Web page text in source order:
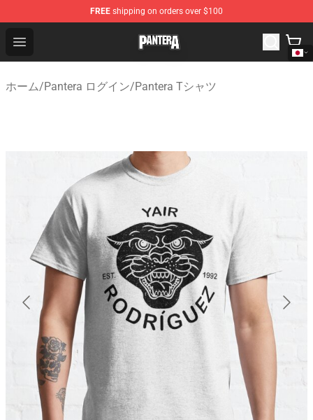
FREE shipping on orders over $100
Open menu
Pantera Store - Official Pantera Merchandise Shop
ホーム/Pantera ログイン/Pantera Tシャツ